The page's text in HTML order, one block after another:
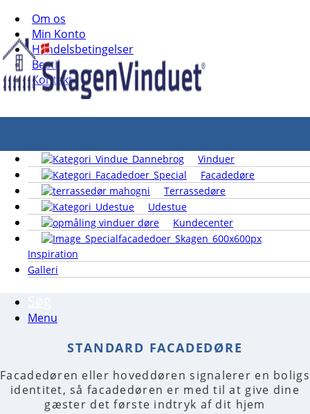
Om os
Min Konto
Handelsbetingelser
Bestil
Kontakt
Vinduer
Facadedøre
Terrassedøre
Udestue
Kundecenter
Inspiration
Galleri
Menu
Facadedøren eller hoveddøren signalerer en boligs
identitet, så facadedøren er med til at give dine
gæster det første indtryk af dit hjem